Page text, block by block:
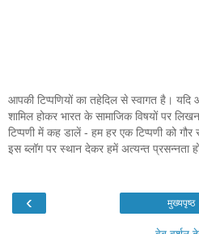
आपकी टिप्पणियों का तहेदिल से स्वागत है।
शामिल होकर भारत के सामाजिक विषयों पर
टिप्पणी में कह डालें - हम हर एक टिप्पणी को
इस ब्लॉग पर स्थान देकर हमें अत्यन्त प्रसन्नता
‹ मुख्यपृष्ठ